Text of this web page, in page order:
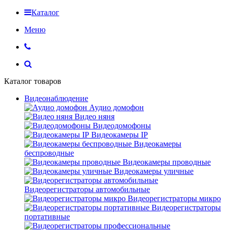
Каталог
Меню
Каталог товаров
Видеонаблюдение
Аудио домофон
Видео няня
Видеодомофоны
Видеокамеры IP
Видеокамеры
беспроводные
Видеокамеры проводные
Видеокамеры уличные
Видеорегистраторы автомобильные
Видеорегистраторы микро
Видеорегистраторы
портативные